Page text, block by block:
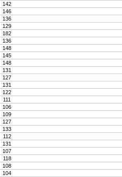
142
146
136
129
182
136
148
145
148
131
127
131
122
111
106
109
127
133
112
131
107
118
108
104